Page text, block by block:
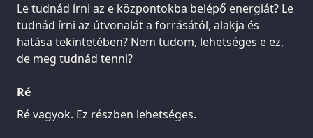
Le tudnád írni az e központokba belépő energiát? Le
tudnád írni az útvonalát a forrásától, alakja és
hatása tekintetében? Nem tudom, lehetséges e ez,
de meg tudnád tenni?
Ré
Ré vagyok. Ez részben lehetséges.